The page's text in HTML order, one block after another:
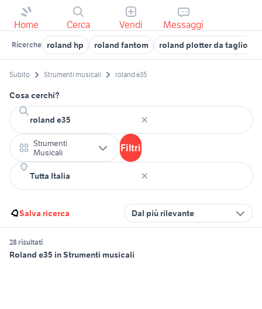
Home Cerca Vendi Messaggi
Ricerche roland hp roland fantom roland plotter da taglio
Subito Strumenti musicali roland e35
Cosa cerchi?
Strumenti
Musicali
Filtri
Salva ricerca Dal più rilevante
28 risultati
Roland e35 in Strumenti musicali